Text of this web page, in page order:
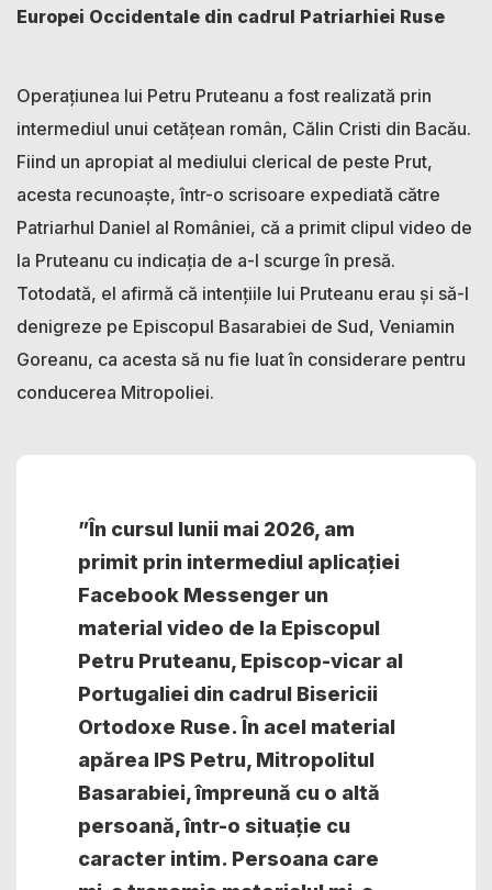
Europei Occidentale din cadrul Patriarhiei Ruse
Operațiunea lui Petru Pruteanu a fost realizată prin
intermediul unui cetățean român, Călin Cristi din Bacău.
Fiind un apropiat al mediului clerical de peste Prut,
acesta recunoaște, într-o scrisoare expediată către
Patriarhul Daniel al României, că a primit clipul video de
la Pruteanu cu indicația de a-l scurge în presă.
Totodată, el afirmă că intențiile lui Pruteanu erau și să-l
denigreze pe Episcopul Basarabiei de Sud, Veniamin
Goreanu, ca acesta să nu fie luat în considerare pentru
conducerea Mitropoliei.
”În cursul lunii mai 2026, am
primit prin intermediul aplicației
Facebook Messenger un
material video de la Episcopul
Petru Pruteanu, Episcop-vicar al
Portugaliei din cadrul Bisericii
Ortodoxe Ruse. În acel material
apărea IPS Petru, Mitropolitul
Basarabiei, împreună cu o altă
persoană, într-o situație cu
caracter intim. Persoana care